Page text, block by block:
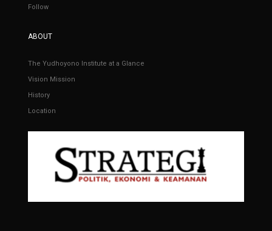
Follow
ABOUT
The Yudhoyono Institute at a Glance
Vision Mission
History
Location